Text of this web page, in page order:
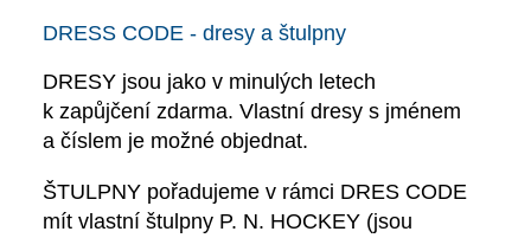
DRESS CODE - dresy a štulpny
DRESY jsou jako v minulých letech
k zapůjčení zdarma. Vlastní dresy s jménem
a číslem je možné objednat.
ŠTULPNY pořadujeme v rámci DRES CODE
mít vlastní štulpny P. N. HOCKEY (jsou